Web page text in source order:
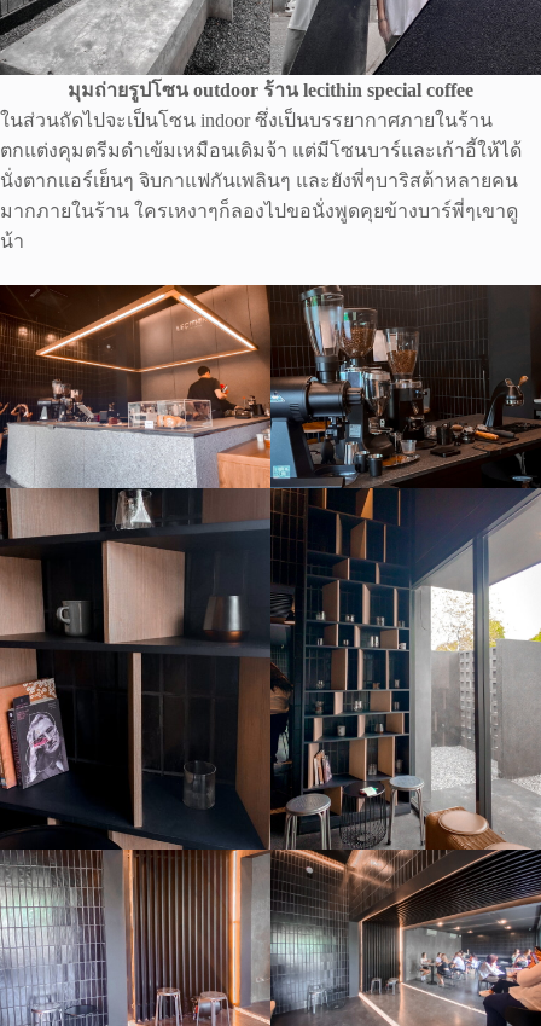
มุมถ่ายรูปโซน outdoor ร้าน lecithin special coffee
ในส่วนถัดไปจะเป็นโซน indoor ซึ่งเป็นบรรยากาศภายในร้าน
ตกแต่งคุมตรีมดำเข้มเหมือนเดิมจ้า แต่มีโซนบาร์และเก้าอี้ให้ได้
นั่งตากแอร์เย็นๆ จิบกาแฟกันเพลินๆ และยังพี่ๆบาริสต้าหลายคน
มากภายในร้าน ใครเหงาๆก็ลองไปขอนั่งพูดคุยข้างบาร์พี่ๆเขาดู
น้า